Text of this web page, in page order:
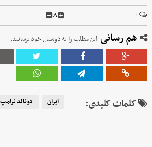
۰ A
هم رسانی این مطلب را به دوستان خود برسانید.
کلمات کلیدی: ایران دونالد ترامپ